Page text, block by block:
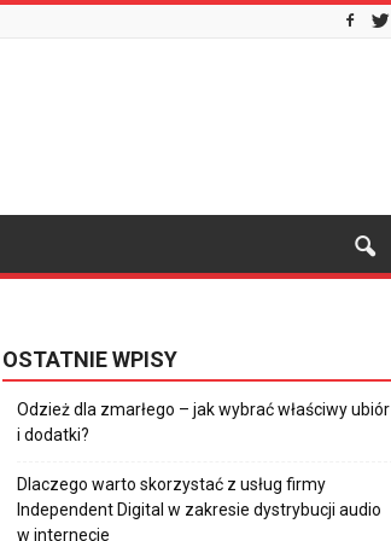
OSTATNIE WPISY
Odzież dla zmarłego – jak wybrać właściwy ubiór
i dodatki?
Dlaczego warto skorzystać z usług firmy
Independent Digital w zakresie dystrybucji audio
w internecie